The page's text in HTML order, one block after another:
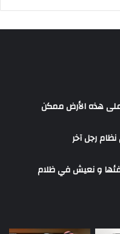
على هذه الأرض ممكن
رجل آخر
و نعيش في ظلام